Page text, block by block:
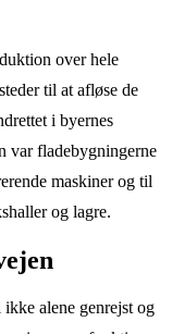
over hele
til at afløse de
i byernes
var fladebygningerne
maskiner og til
og lagre.
alene genrejst og